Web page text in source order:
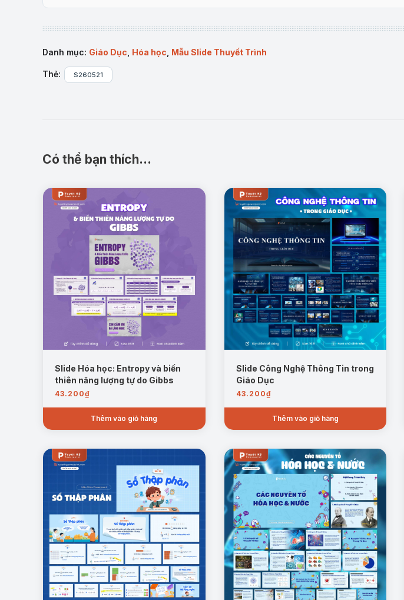
nhân. Đây là nền tảng quan trọng trước khi đi sâu vào các thành phần cụ thể.
Trang mẫu thành phần
Thành phần của nguyên tử:Slide trình bày rõ các hạt cơ bản cấu tạo nên nguyên
giúp người xem dễ hình dung cấu trúc bên trong của nguyên tử.
Trang mẫu thành
Khối lượng và kích thước của nguyên tử:Phần này giúp học sinh hiểu rõ hơn về
nguyên tử vô cùng nhỏ và thường được đo bằng đơn vị amu. Đồng thời, slide cũng
rất nhỏ so với proton và neutron. Đây là kiến thức quan trọng giúp người học hiểu
Danh mục: Giáo Dục Hóa học Mẫu Slide Thuyết Trình
Thẻ: S260521
Có thể bạn thích…
Slide Hóa học: Entropy và biến
thiên năng lượng tự do Gibbs
43.200₫
Thêm vào giỏ hàng
Slide Công Nghệ Thông Tin trong
Giáo Dục
43.200₫
Thêm vào giỏ hàng